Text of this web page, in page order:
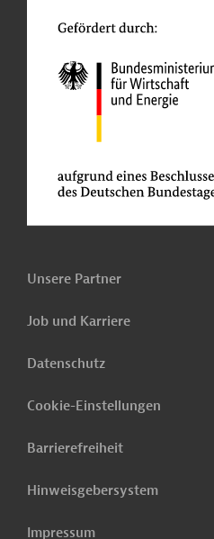
Unsere Partner
Job und Karriere
Datenschutz
Cookie-Einstellungen
Barrierefreiheit
Hinweisgebersystem
Impressum